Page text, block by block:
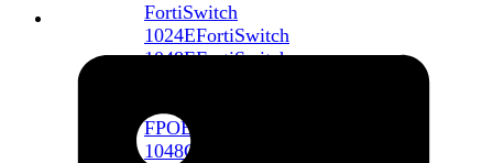
FortiSwitch
1024EFortiSwitch
1048EFortiSwitch
FPOE
1048G